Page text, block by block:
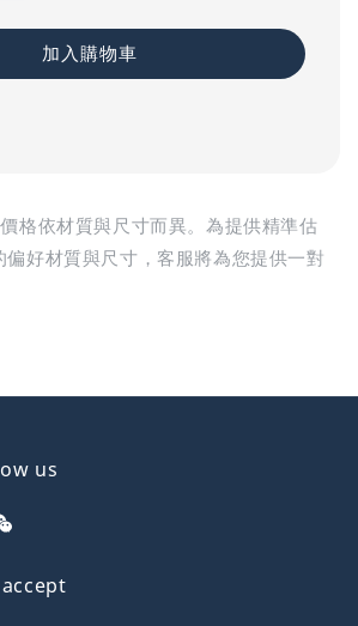
加入購物車
格依材質與尺寸而異。為提供精準估
好材質與尺寸，客服將為您提供一對
us